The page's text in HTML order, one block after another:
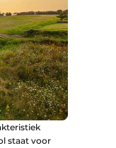
staat voor